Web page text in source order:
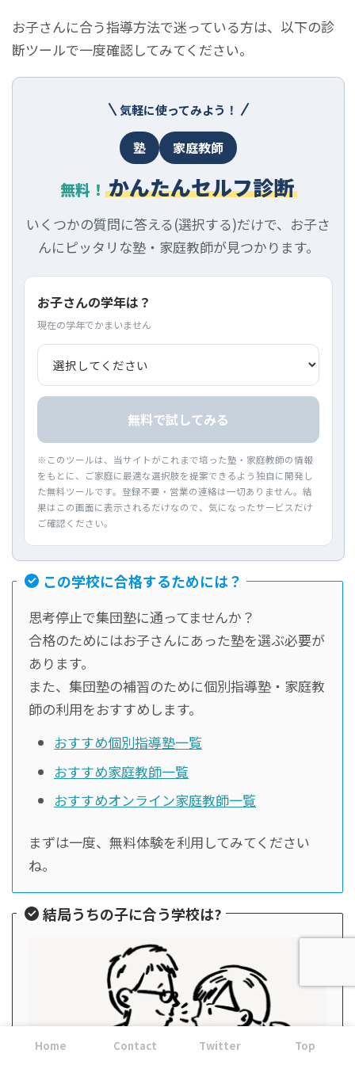
お子さんに合う指導方法で迷っている方は、以下の診
断ツールで一度確認してみてください。
気軽に使ってみよう！
塾 家庭教師
無料！ かんたんセルフ診断
いくつかの質問に答える(選択する)だけで、お子さ
んにピッタリな塾・家庭教師が見つかります。
お子さんの学年は？
現在の学年でかまいません
無料で試してみる
※このツールは、当サイトがこれまで培った塾・家庭教師の情報
をもとに、ご家庭に最適な選択肢を提案できるよう独自に開発し
た無料ツールです。登録不要・営業の連絡は一切ありません。結
果はこの画面に表示されるだけなので、気になったサービスだけ
ご確認ください。
この学校に合格するためには？
思考停止で集団塾に通ってませんか？
合格のためにはお子さんにあった塾を選ぶ必要が
あります。
また、集団塾の補習のために個別指導塾・家庭教
師の利用をおすすめします。
おすすめ個別指導塾一覧
おすすめ家庭教師一覧
おすすめオンライン家庭教師一覧
まずは一度、無料体験を利用してみてください
ね。
結局うちの子に合う学校は?
Home Contact Twitter Top